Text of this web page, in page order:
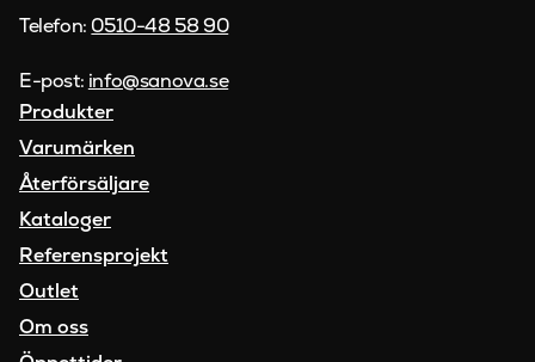
Telefon: 0510-48 58 90
E-post: info@sanova.se
Produkter
Varumärken
Återförsäljare
Kataloger
Referensprojekt
Outlet
Om oss